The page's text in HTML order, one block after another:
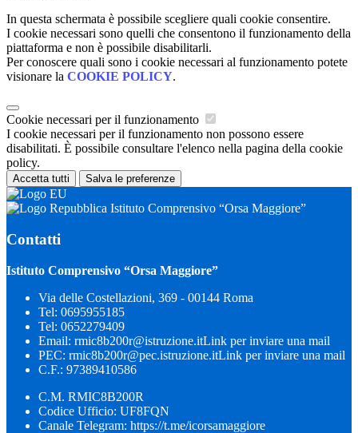
In questa schermata è possibile scegliere quali cookie consentire.
I cookie necessari sono quelli che consentono il funzionamento della
piattaforma e non è possibile disabilitarli.
Per conoscere quali sono i cookie necessari al funzionamento potete
visionare la COOKIE POLICY.
Cookie necessari per il funzionamento
I cookie necessari per il funzionamento non possono essere
disabilitati. È possibile consultare l'elenco nella pagina della cookie
policy.
Accetta tutti Salva le preferenze
Istituto Comprensivo “Orsa Maggiore”
Contatti
Istituto Comprensivo “Orsa Maggiore”
Via delle Costellazioni, 369 - 00144 Roma
Tel: 0695955185
Tel: 0652279409
Email: rmic8b200r@istruzione.itLink per inviare una mail
PEC: rmic8b200r@pec.istruzione.itLink per inviare una mail
C.F.: 97389410586
C.M. RMIC8B200R
Codice Ufficio: UF8FQN
Canale Telegram: https://t.me/icorsamaggiore